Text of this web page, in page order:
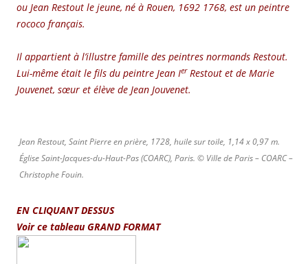
ou Jean Restout le jeune, né à Rouen, 1692 1768, est un peintre
rococo français.
Il appartient à l’illustre famille des peintres normands Restout.
Lui-même était le fils du peintre Jean IerRestout et de Marie
Jouvenet, sœur et élève de Jean Jouvenet.
Jean Restout, Saint Pierre en prière, 1728, huile sur toile, 1,14 x 0,97 m.
Église Saint-Jacques-du-Haut-Pas (COARC), Paris. © Ville de Paris – COARC –
Christophe Fouin.
EN CLIQUANT DESSUS
Voir ce tableau GRAND FORMAT